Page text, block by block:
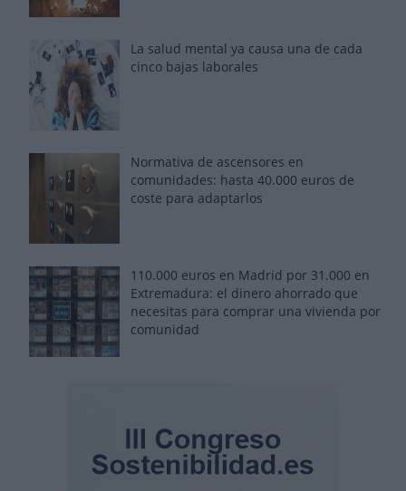
La salud mental ya causa una de cada
cinco bajas laborales
Normativa de ascensores en
comunidades: hasta 40.000 euros de
coste para adaptarlos
110.000 euros en Madrid por 31.000 en
Extremadura: el dinero ahorrado que
necesitas para comprar una vivienda por
comunidad